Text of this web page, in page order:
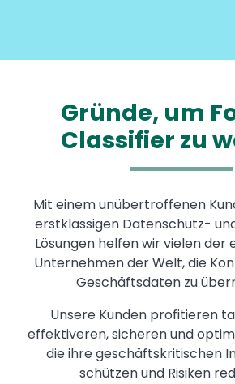
Gründe, um
Classifier zu
Mit einem unübertroffenen
erstklassigen Datenschutz-
Lösungen helfen wir vielen
Unternehmen der Welt, die
Geschäftsdaten zu
Unsere Kunden profitieren
effektiveren, sicheren und
die ihre geschäftskritischen
schützen und Risiken